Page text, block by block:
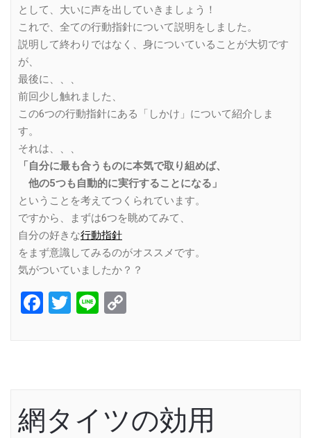
として、大いに声を出していきましょう！
これで、全ての行動指針について説明をしました。
説明して終わりではなく、身についていることが大切です
が、
最後に、、、
前回少し触れました、
この6つの行動指針にある「しかけ」について紹介しま
す。
それは、、、
「自分に最も合うものに本気で取り組めば、
他の5つも自動的に実行することになる」
ということを考えてつくられています。
ですから、まずは6つを眺めてみて、
自分の好きな行動指針
をまず意識してみるのがオススメです。
気がついていましたか？？
Facebook
Twitter
Line
網タイツの効用